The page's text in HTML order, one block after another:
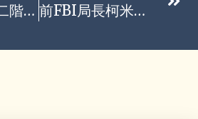
高雄貨櫃車二階專用道7月才通車…今新路塌 垃圾車左後輪陷天坑 前FBI局長柯米遭起訴：相信司法還清白 不會屈膝過日子